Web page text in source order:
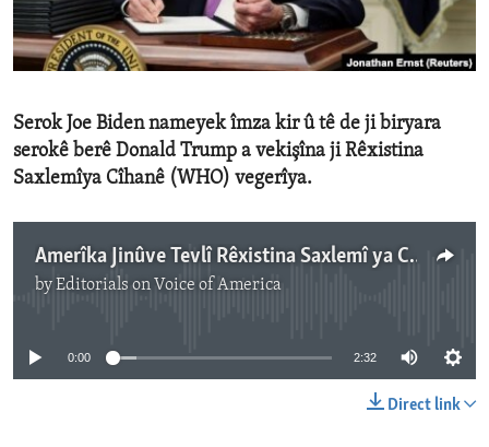
ENVIRONMENT AND HEALTH
IDEALS AND INSTITUTIONS
Serok Joe Biden nameyek îmza kir û tê de ji biryara
serokê berê Donald Trump a vekişîna ji Rêxistina
Saxlemîya Cîhanê (WHO) vegerîya.
Amerîka Jinûve Tevlî Rêxistina Saxlemî ya Cîhanê Dibe
byEditorials on Voice of America
0:00 2:32
Direct link